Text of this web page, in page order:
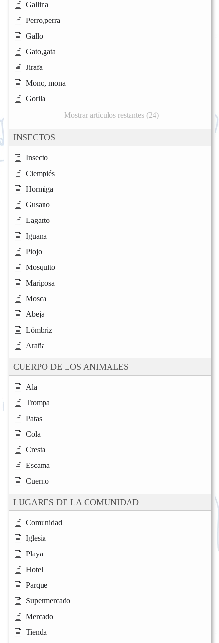
Gallina
Perro,perra
Gallo
Gato,gata
Jirafa
Mono, mona
Gorila
Mostrar artículos restantes (24)
INSECTOS
Insecto
Ciempiés
Hormiga
Gusano
Lagarto
Iguana
Piojo
Mosquito
Mariposa
Mosca
Abeja
Lómbriz
Araña
CUERPO DE LOS ANIMALES
Ala
Trompa
Patas
Cola
Cresta
Escama
Cuerno
LUGARES DE LA COMUNIDAD
Comunidad
Iglesia
Playa
Hotel
Parque
Supermercado
Mercado
Tienda